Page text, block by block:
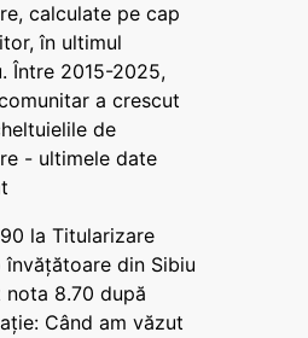
calculate pe cap
în ultimul
Între 2015-2025,
a crescut
de
- ultimele date
la Titularizare
învățătoare din Sibiu
8.70 după
Când am văzut